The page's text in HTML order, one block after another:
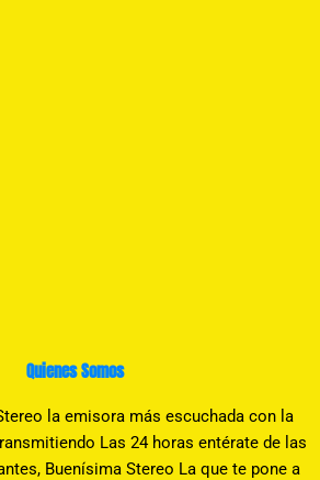
Quienes Somos
la emisora más escuchada con la
Las 24 horas entérate de las
Buenísima Stereo La que te pone a